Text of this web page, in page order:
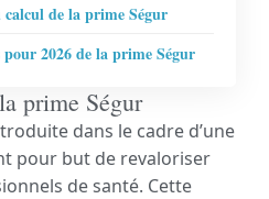
calcul de la prime Ségur
2026 de la prime Ségur
prime Ségur
dans le cadre d’une
pour but de revaloriser
de santé. Cette